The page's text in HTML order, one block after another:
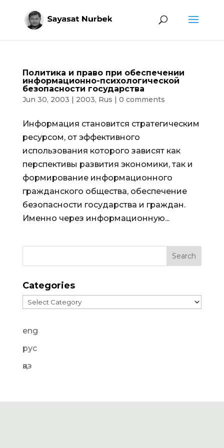
Политика и право при обеспечении
информационно-психологической
безопасности государства
Jun 30, 2003 | 2003, Rus | 0 comments
Информация становится стратегическим
ресурсом, от эффективного
использования которого зависят как
перспективы развития экономики, так и
формирование информационного
гражданского общества, обеспечение
безопасности государства и граждан.
Именно через информационную...
Categories
Categories
eng
рус
қаз